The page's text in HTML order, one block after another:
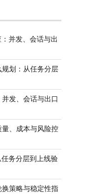
并发、会话与出
划：从任务分层
发、会话与出口
、成本与风险控
务分层到上线验
策略与稳定性指